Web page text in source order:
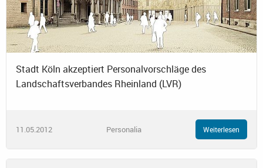
Stadt Köln akzeptiert Personalvorschläge des
Landschaftsverbandes Rheinland (LVR)
11.05.2012 Personalia Weiterlesen